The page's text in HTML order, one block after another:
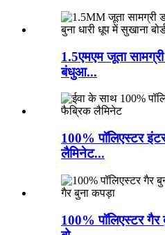
1.5एमएम जूता
बंधुआ...
100% पॉलिएस्टर
लैमिनेट...
100% पॉलिएस्टर गैर